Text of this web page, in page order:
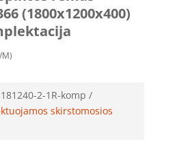
(1800x1200x400)
2-1R-komp
skirstomosios